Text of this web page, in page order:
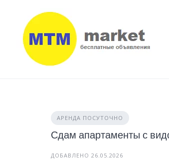
content
АРЕНДА ПОСУТОЧНО
Сдам апартаменты с
ДОБАВЛЕНО 26.05.2026